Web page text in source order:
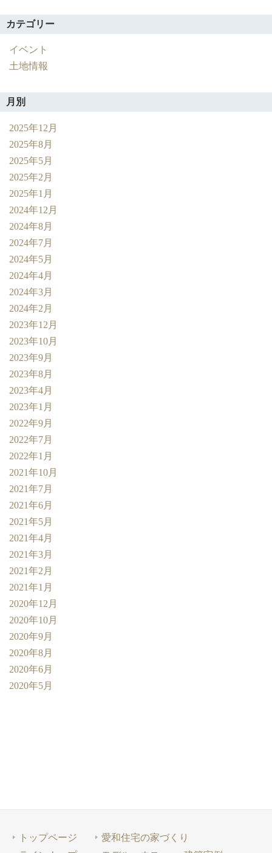
カテゴリー
イベント
土地情報
月別
2025年12月
2025年8月
2025年5月
2025年2月
2025年1月
2024年12月
2024年8月
2024年7月
2024年5月
2024年4月
2024年3月
2024年2月
2023年12月
2023年10月
2023年9月
2023年8月
2023年4月
2023年1月
2022年9月
2022年7月
2022年1月
2021年10月
2021年7月
2021年6月
2021年5月
2021年4月
2021年3月
2021年2月
2021年1月
2020年12月
2020年10月
2020年9月
2020年8月
2020年6月
2020年5月
トップページ
愛和住宅の家づくり